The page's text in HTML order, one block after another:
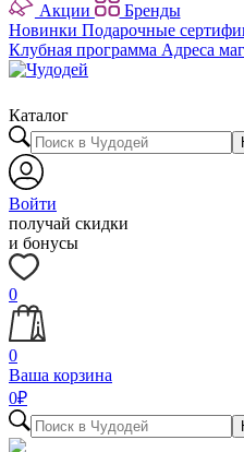
Акции
Бренды
Новинки Подарочные
Клубная программа Адреса
Каталог
Войти
получай скидки
и бонусы
0
0
Ваша корзина
0₽